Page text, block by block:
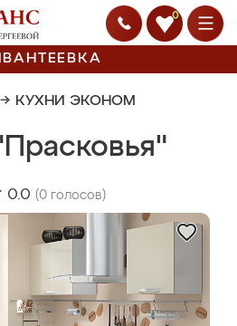
0
→ КУХНИ ЭКОНОМ
0.0 (0 голосов)